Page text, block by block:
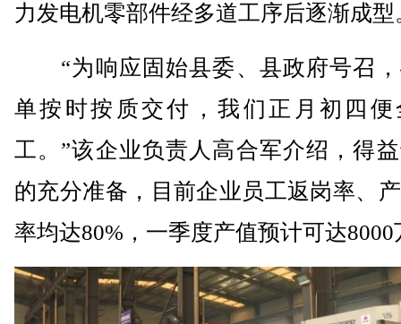
力发电机零部件经多道工序后逐渐成型
“为响应固始县委、县政府号召，
单按时按质交付，我们正月初四便
工。”该企业负责人高合军介绍，得
的充分准备，目前企业员工返岗率、
率均达80%，一季度产值预计可达8000